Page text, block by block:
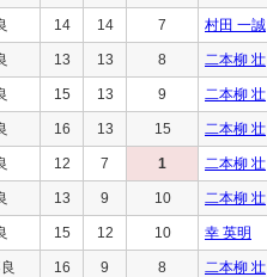
14 14 7 村田 一誠
13 13 8 二本柳 壮
15 13 9 二本柳 壮
16 13 15 二本柳 壮
12 7 1 二本柳 壮
13 9 10 二本柳 壮
15 12 10 幸 英明
16 9 8 二本柳 壮